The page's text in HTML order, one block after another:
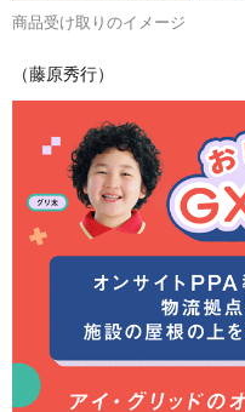
商品受け取りのイメージ
（藤原秀行）